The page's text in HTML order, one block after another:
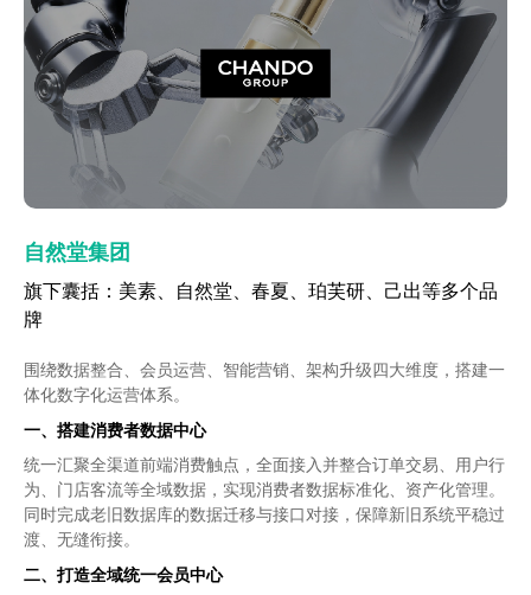
爱婴室
母婴零售行业案例
销客户服务体系、标签体系，实现多渠道客户触达；基于前端消费
者运营的各种策略和业务场景，配置事件营销及内容管理等功能；
业务洞察：历史数据清洗、制定业务洞察报告、会员维度和销售维
度诊断报告；
生命周期规则设计配置： 设计会员/品类生命周期沟通节点和人群
筛选设计；
查看详情 立即咨询
自然堂集团
旗下囊括：美素、自然堂、春夏、珀芙研、己出等多个品
牌
围绕数据整合、会员运营、智能营销、架构升级四大维度，搭建一
体化数字化运营体系。
一、搭建消费者数据中心
统一汇聚全渠道前端消费触点，全面接入并整合订单交易、用户行
为、门店客流等全域数据，实现消费者数据标准化、资产化管理。
同时完成老旧数据库的数据迁移与接口对接，保障新旧系统平稳过
渡、无缝衔接。
二、打造全域统一会员中心
汤臣倍健
适用于快消、耐消等多渠道零售型品牌
品牌业务洞察：梳理品牌存量数据，洞察未来机会点。
品牌忠诚度体系重构：搭建符合品牌发展的忠诚度体系。
重建消费者标签体系：丰富品牌标签库，细分品牌会员，助
力精细化运营落地。
会员全生命周期运营策略：从生命周期沟通策略上，精准把
握品牌转化时机，促进销售增长。
查看详情
爱婴室
母婴零售行业案例
销客户服务体系、标签体系，实现多渠道客户触达；基于前端消费
者运营的各种策略和业务场景，配置事件营销及内容管理等功能；
业务洞察：历史数据清洗、制定业务洞察报告、会员维度和销售维
度诊断报告；
生命周期规则设计配置： 设计会员/品类生命周期沟通节点和人群
筛选设计；
查看详情 立即咨询
自然堂集团
旗下囊括：美素、自然堂、春夏、珀芙研、己出等多个品
牌
围绕数据整合、会员运营、智能营销、架构升级四大维度，搭建一
体化数字化运营体系。
一、搭建消费者数据中心
统一汇聚全渠道前端消费触点，全面接入并整合订单交易、用户行
为、门店客流等全域数据，实现消费者数据标准化、资产化管理。
同时完成老旧数据库的数据迁移与接口对接，保障新旧系统平稳过
渡、无缝衔接。
二、打造全域统一会员中心